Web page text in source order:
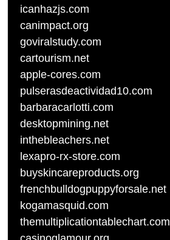
icanhazjs.com
canimpact.org
goviralstudy.com
cartourism.net
apple-cores.com
pulserasdeactividad10.com
barbaracarlotti.com
desktopmining.net
inthebleachers.net
lexapro-rx-store.com
buyskincareproducts.org
frenchbulldogpuppyforsale.net
kogamasquid.com
themultiplicationtablechart.com